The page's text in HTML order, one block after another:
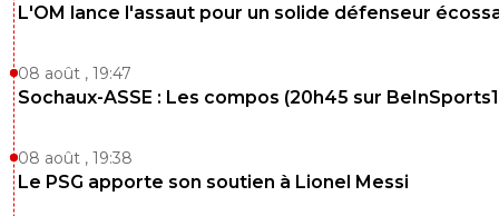
L'OM lance l'assaut pour un solide défenseur
08 août , 19:47
Sochaux-ASSE : Les compos (20h45 sur
08 août , 19:38
Le PSG apporte son soutien à Lionel Messi